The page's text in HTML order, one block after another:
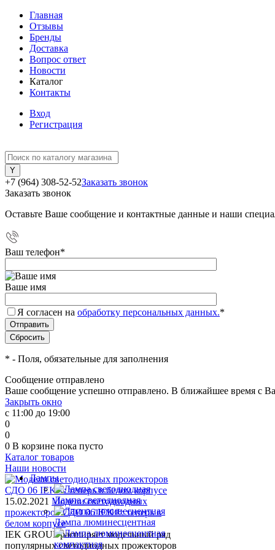
Главная
Отзывы
Бренды
Доставка
Вопрос ответ
Новости
Каталог
Контакты
Вход
Регистрация
+7 (964) 308-52-52Заказать звонок
Заказать звонок
Оставьте Ваше сообщение и контактные данные и наши
Ваш телефон*
Ваше имя
Я согласен на обработку персональных данных.*
* - Поля, обязательные для заполнения
Сообщение отправлено
Ваше сообщение успешно отправлено. В ближайшее время с
Закрыть окно
с 11:00 до 19:00
0
0
0 В корзине пока пусто
Каталог товаров
Лампы
Лампа светодиодная
Лампа люминесцентная
Наши новости
15.02.2021 Модели светодиодных
прожекторов СДО 06 IEK®: теперь в
белом корпусе
IEK GROUP расширяет модельный ряд
популярных светодиодных прожекторов